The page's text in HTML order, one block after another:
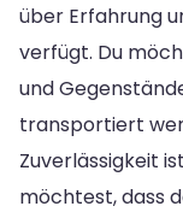
über Erfahrung
verfügt. Du
und
transportiert
Zuverlässigkeit
möchtest, dass